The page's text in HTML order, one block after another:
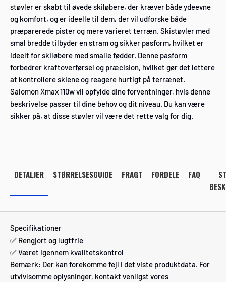
støvler er skabt til øvede skiløbere, der kræver både ydeevne
og komfort, og er ideelle til dem, der vil udforske både
præparerede pister og mere varieret terræn. Skistøvler med
smal bredde tilbyder en stram og sikker pasform, hvilket er
ideelt for skiløbere med smalle fødder. Denne pasform
forbedrer kraftoverførsel og præcision, hvilket gør det lettere
at kontrollere skiene og reagere hurtigt på terrænet.
Salomon Xmax 110w vil opfylde dine forventninger, hvis denne
beskrivelse passer til dine behov og dit niveau. Du kan være
sikker på, at disse støvler vil være det rette valg for dig.
DETALJER STØRRELSESGUIDE FRAGT FORDELE FAQ
Specifikationer
✅ Rengjort og lugtfrie
✅ Været igennem kvalitetskontrol
Bemærk: Der kan forekomme fejl i det viste produktdata. For
utvivlsomme oplysninger, kontakt venligst vores